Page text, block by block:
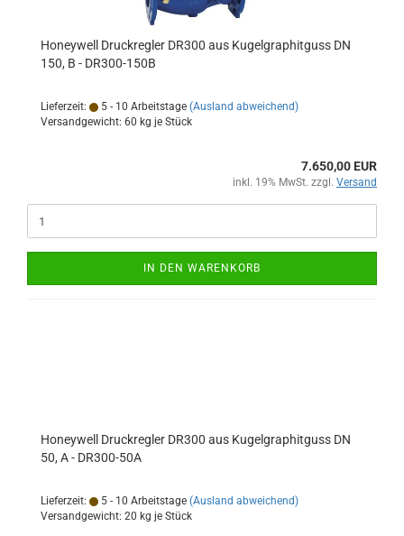
Honeywell Druckregler DR300 aus Kugelgraphitguss DN
150, B - DR300-150B
Lieferzeit: 5 - 10 Arbeitstage (Ausland abweichend)
Versandgewicht: 60 kg je Stück
7.650,00 EUR
inkl. 19% MwSt. zzgl. Versand
IN DEN WARENKORB
Honeywell Druckregler DR300 aus Kugelgraphitguss DN
50, A - DR300-50A
Lieferzeit: 5 - 10 Arbeitstage (Ausland abweichend)
Versandgewicht: 20 kg je Stück